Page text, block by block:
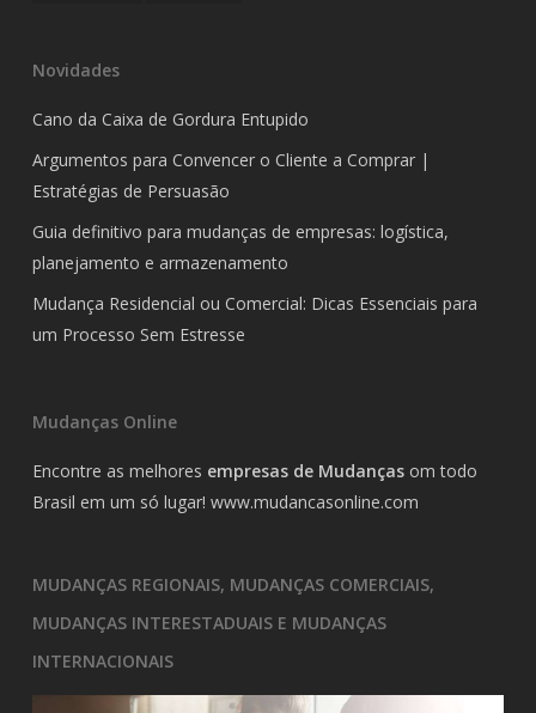
Novidades
Cano da Caixa de Gordura Entupido
Argumentos para Convencer o Cliente a Comprar |
Estratégias de Persuasão
Guia definitivo para mudanças de empresas: logística,
planejamento e armazenamento
Mudança Residencial ou Comercial: Dicas Essenciais para
um Processo Sem Estresse
Mudanças Online
Encontre as melhores empresas de Mudançasom todo
Brasil em um só lugar! www.mudancasonline.com
MUDANÇAS REGIONAIS, MUDANÇAS COMERCIAIS,
MUDANÇAS INTERESTADUAIS E MUDANÇAS
INTERNACIONAIS